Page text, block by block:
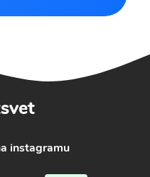
instagramu